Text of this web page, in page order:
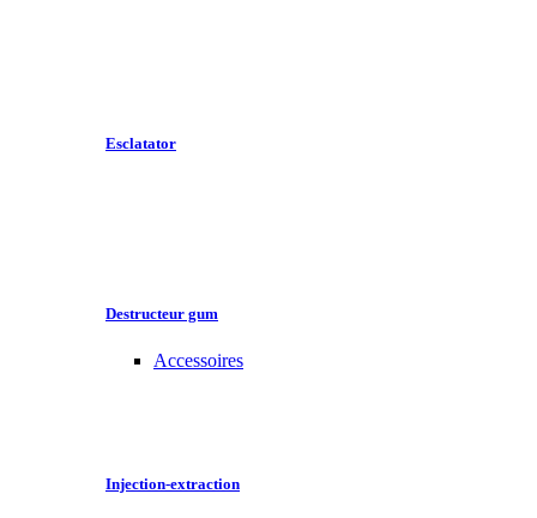
Esclatator
Destructeur gum
Accessoires
Injection-extraction